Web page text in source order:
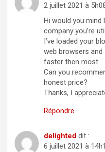
2 juillet 2021 à
Hi would y᧐u mind
company you’re
I’ve loaded your
web browsers
faster then most.
Can you
honest price?
Tһanks, I
Répondre
delighted dit :
6 juillet 2021 à